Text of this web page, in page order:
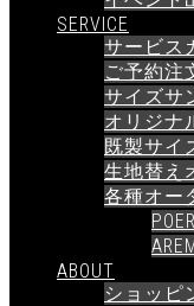
SERVICE
サービス
ご予約注
サイズサ
オリジナ
既製サイ
生地替え
各種オー
ABOUT
ショッピ